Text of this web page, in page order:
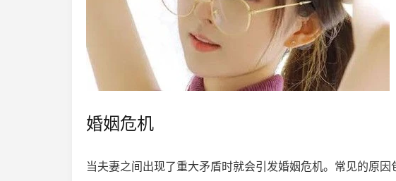
婚姻危机
当夫妻之间出现了重大矛盾时就会引发婚姻危机。常见的原